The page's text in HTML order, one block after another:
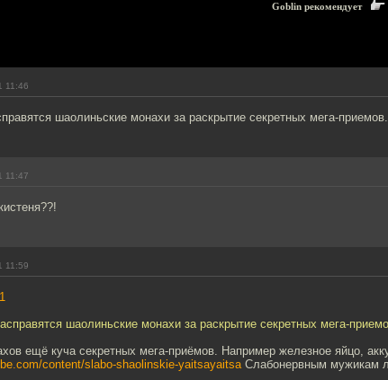
Goblin рекомендует
11:46
шаолиньские монахи за раскрытие секретных мега-приемов.
11:47
11:59
шаолиньские монахи за раскрытие секретных мега-
ещё куча секретных мега-приёмов. Например железное яйцо,
content/slabo-shaolinskie-yaitsayaitsaСлабонервным мужикам